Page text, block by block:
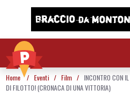
Vai al contenuto
Home / Eventi / Film / INCONTRO CON
DI FILOTTO! (CRONACA DI UNA VITTORIA)